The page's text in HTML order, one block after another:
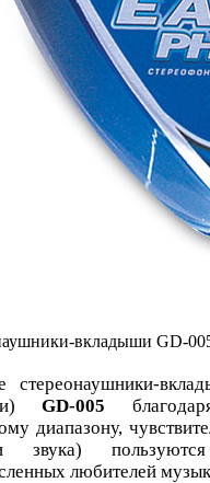
вкладыши GD-
стереонаушники-
GD-005
диапазону,
звука)
любителей